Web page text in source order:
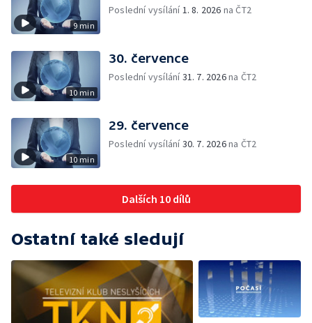
9 min
Poslední vysílání1. 8. 2026 na ČT2
10 min
30. července
Poslední vysílání31. 7. 2026na ČT2
10 min
29. července
Poslední vysílání30. 7. 2026na ČT2
Dalších 10 dílů
Ostatní také sledují